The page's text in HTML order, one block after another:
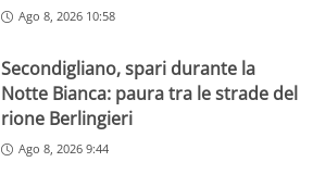
Ago 8, 2026 10:58
Secondigliano, spari durante la
Notte Bianca: paura tra le strade del
rione Berlingieri
Ago 8, 2026 9:44